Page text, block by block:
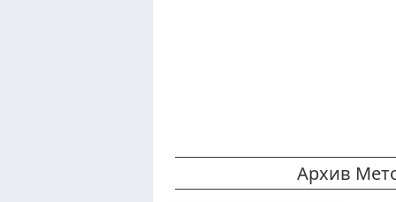
Архив